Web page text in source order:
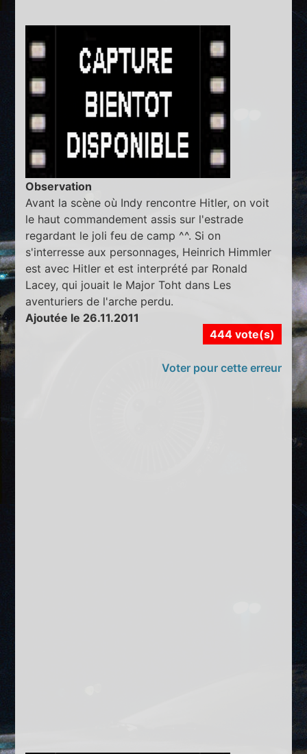
Observation
Avant la scène où Indy rencontre Hitler, on voit
le haut commandement assis sur l'estrade
regardant le joli feu de camp ^^. Si on
s'interresse aux personnages, Heinrich Himmler
est avec Hitler et est interprété par Ronald
Lacey, qui jouait le Major Toht dans Les
aventuriers de l'arche perdu.
Ajoutée le 26.11.2011
444 vote(s)
Voter pour cette erreur